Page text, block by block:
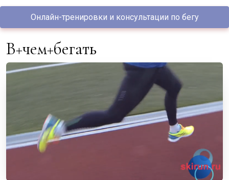
Онлайн-тренировки и консультации по бегу
в+чем+бегать